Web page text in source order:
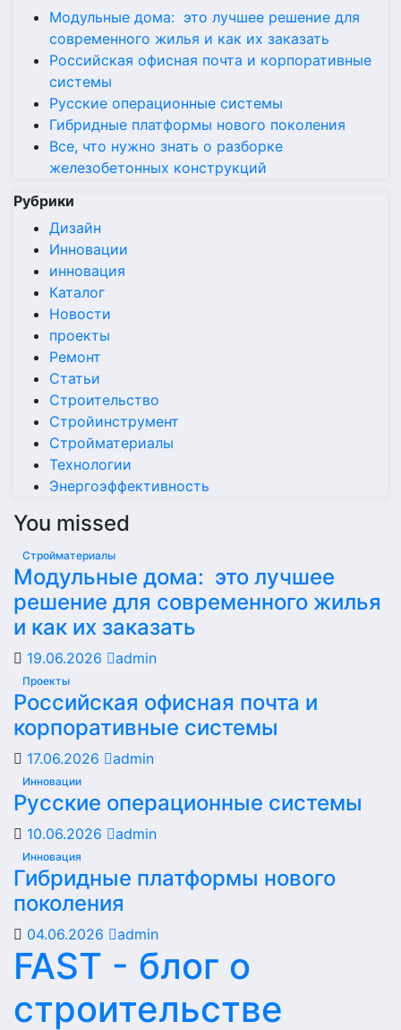
Модульные дома: это лучшее решение для
современного жилья и как их заказать
Российская офисная почта и корпоративные
системы
Русские операционные системы
Гибридные платформы нового поколения
Все, что нужно знать о разборке
железобетонных конструкций
Рубрики
Дизайн
Инновации
инновация
Каталог
Новости
проекты
Ремонт
Статьи
Строительство
Стройинструмент
Стройматериалы
Технологии
Энергоэффективность
You missed
Стройматериалы
Модульные дома: это лучшее
решение для современного жилья
и как их заказать
19.06.2026 admin
Проекты
Российская офисная почта и
корпоративные системы
17.06.2026 admin
Инновации
Русские операционные системы
10.06.2026 admin
Инновация
Гибридные платформы нового
поколения
04.06.2026 admin
FAST - блог о
строительстве